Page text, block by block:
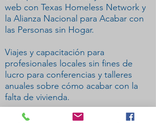
web con Texas Homeless Network y
la Alianza Nacional para Acabar con
las Personas sin Hogar.
Viajes y capacitación para
profesionales locales sin fines de
lucro para conferencias y talleres
anuales sobre cómo acabar con la
falta de vivienda.
Becas para personas sin hogar.